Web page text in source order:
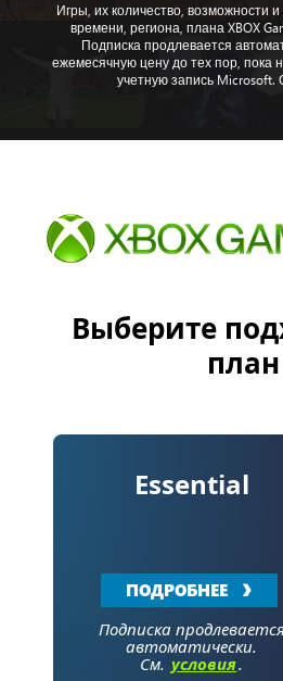
Игры, их количество, возможности
времени, региона, плана XBOX
Подписка продлевается
ежемесячную цену до тех пор, пока
учетную запись Microsoft.
Выберите
план
Essential
ПОДРОБНЕЕ
Подписка
автоматически.
См. условия.